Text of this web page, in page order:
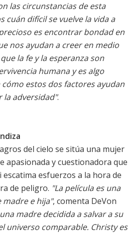
las circunstancias de esta
cuán difícil se vuelve la vida a
es encontrar bondad en
nos ayudan a creer en medio
la fe y la esperanza son
humana y es algo
estos dos factores ayudan
la adversidad".
del cielo se sitúa una mujer
apasionada y cuestionadora que
escatima esfuerzos a la hora de
de peligro. "La película es una
e hija", comenta DeVon
madre decidida a salvar a su
universo comparable. Christy es